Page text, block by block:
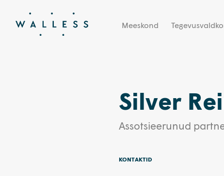
Meeskond
Silver
Assotsieerunud
KONTAKTID